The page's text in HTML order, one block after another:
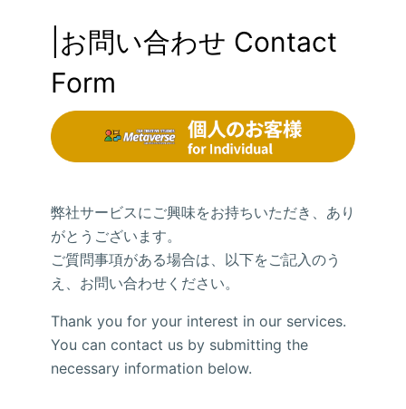
|お問い合わせ Contact
Form
弊社サービスにご興味をお持ちいただき、あり
がとうございます。
ご質問事項がある場合は、以下をご記入のう
え、お問い合わせください。
Thank you for your interest in our services.
You can contact us by submitting the
necessary information below.